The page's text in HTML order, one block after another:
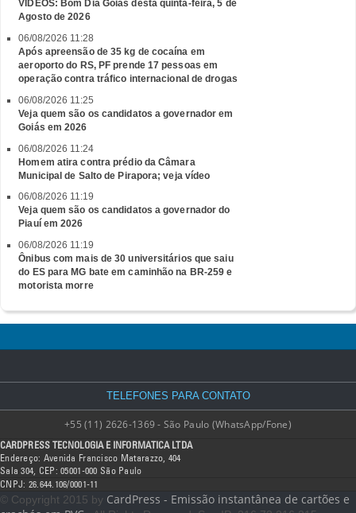
VÍDEOS: Bom Dia Goiás desta quinta-feira, 5 de
Agosto de 2026
06/08/2026 11:28
Após apreensão de 35 kg de cocaína em
aeroporto do RS, PF prende 17 pessoas em
operação contra tráfico internacional de drogas
06/08/2026 11:25
Veja quem são os candidatos a governador em
Goiás em 2026
06/08/2026 11:24
Homem atira contra prédio da Câmara
Municipal de Salto de Pirapora; veja vídeo
06/08/2026 11:19
Veja quem são os candidatos a governador do
Piauí em 2026
06/08/2026 11:19
Ônibus com mais de 30 universitários que saiu
do ES para MG bate em caminhão na BR-259 e
motorista morre
TELEFONES PARA CONTATO
+55 (11) 2626-1369 - São Paulo (WhatsApp/Fone)
CARDPRESS TECNOLOGIA E INFORMATICA LTDA
Endereço: Avenida Francisco Matarazzo, 404
Sala 304, CEP: 05001-000 São Paulo
CNPJ: 26.644.106/0001-11
© Copyright 2015 by CardPress - Emissão instantânea de cartões e